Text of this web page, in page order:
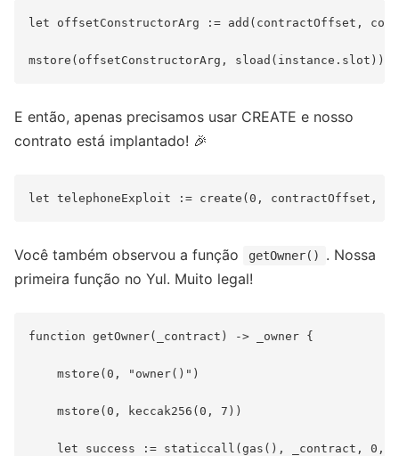
let offsetConstructorArg := add(contractOffset,
E então, apenas precisamos usar CREATE e nosso
contrato está implantado! 🎉
Você também observou a função getOwner()
. Nossa
primeira função no Yul. Muito legal!
function getOwner(_contract) -> _owner {
    mstore(0, "owner()")
    mstore(0, keccak256(0, 7))
let success := staticcall(gas(), _contract, 0,